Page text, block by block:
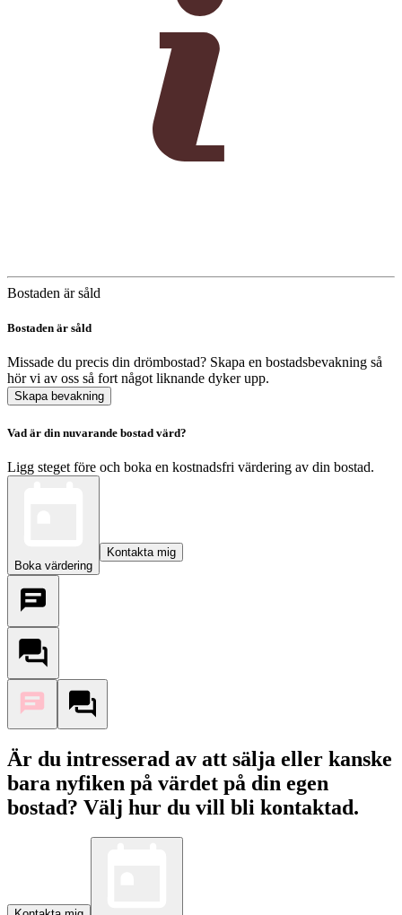
Bostaden är såld
Bostaden är såld
Missade du precis din drömbostad? Skapa en bostadsbevakning så
hör vi av oss så fort något liknande dyker upp.
Skapa bevakning
Vad är din nuvarande bostad värd?
Ligg steget före och boka en kostnadsfri värdering av din bostad.
Boka värdering
Kontakta mig
Är du intresserad av att sälja eller kanske
bara nyfiken på värdet på din egen
bostad? Välj hur du vill bli kontaktad.